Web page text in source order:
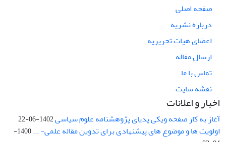
صفحه اصلی
درباره نشریه
اعضای هیات تحریریه
ارسال مقاله
تماس با ما
نقشه سایت
اخبار و اعلانات
آغاز به کار صفحه ویکی پدیای پژوهشنامه علوم سیاسی1402-06-22
اولویت ها و موضوع های پیشنهادی برای تدوین مقاله علمی- ...
1400-